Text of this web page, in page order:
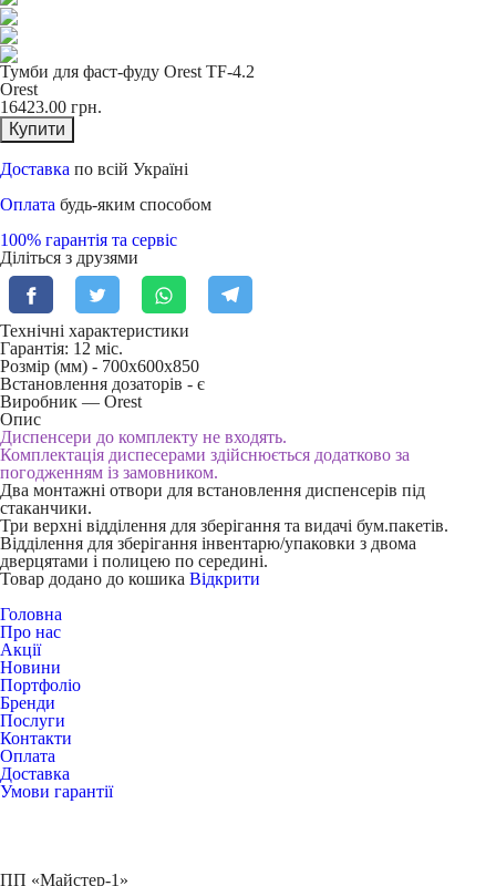
Тумби для фаст-фуду Orest TF-4.2
Orest
16423.00 грн.
Купити
Доставка по всій Україні
Оплата будь-яким способом
100% гарантія та сервіс
Діліться з друзями
Технічні характеристики
Гарантія: 12 міс.
Розмір (мм) - 700х600х850
Встановлення дозаторів - є
Виробник — Orest
Опис
Диспенсери до комплекту не входять.
Комплектація диспесерами здійснюється додатково за
погодженням із замовником.
Два монтажні отвори для встановлення диспенсерів під
стаканчики.
Три верхні відділення для зберігання та видачі бум.пакетів.
Відділення для зберігання інвентарю/упаковки з двома
дверцятами і полицею по середині.
Товар додано до кошика Відкрити
Головна
Про нас
Акції
Новини
Портфоліо
Бренди
Послуги
Контакти
Оплата
Доставка
Умови гарантії
ПП «Майстер-1»